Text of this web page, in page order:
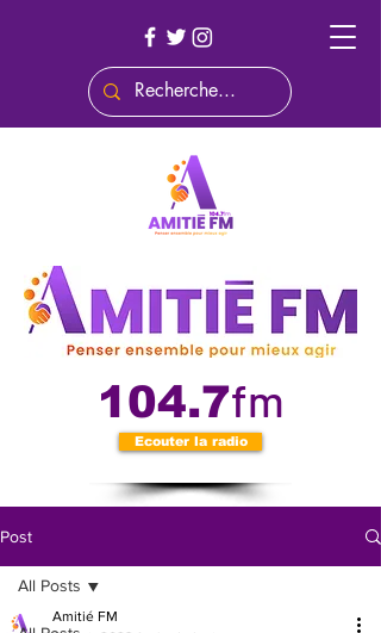
104.7fm
Ecouter la radio
Post
All Posts
Amitié FM